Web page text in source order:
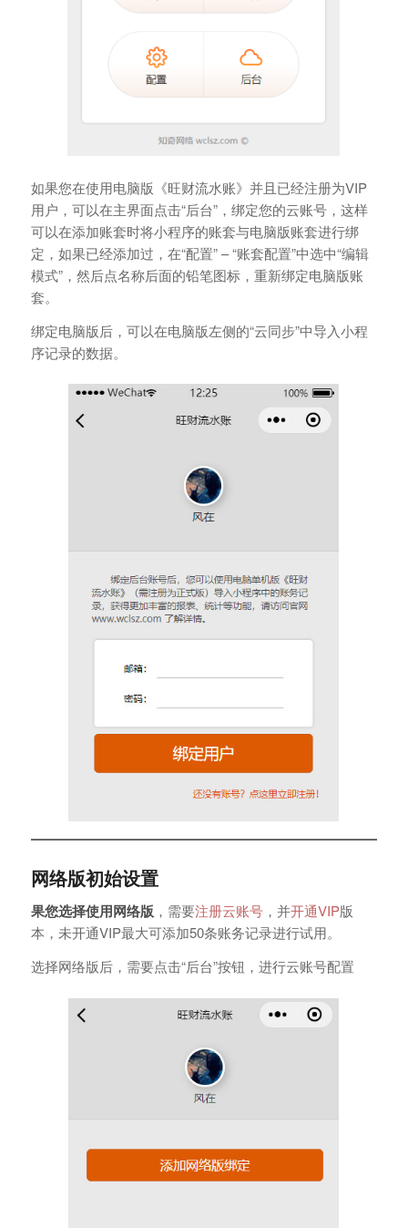
如果您在使用电脑版《旺财流水账》并且已经注册为VIP
用户，可以在主界面点击“后台”，绑定您的云账号，这样
可以在添加账套时将小程序的账套与电脑版账套进行绑
定，如果已经添加过，在“配置” – “账套配置”中选中“编辑
模式”，然后点名称后面的铅笔图标，重新绑定电脑版账
套。
绑定电脑版后，可以在电脑版左侧的“云同步”中导入小程
序记录的数据。
网络版初始设置
果您选择使用网络版 ，需要注册云账号，并开通VIP版
本，未开通VIP最大可添加50条账务记录进行试用。
选择网络版后，需要点击“后台”按钮，进行云账号配置